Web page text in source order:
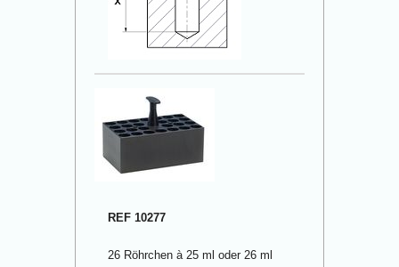
REF 10277
26 Röhrchen à 25 ml oder 26 ml